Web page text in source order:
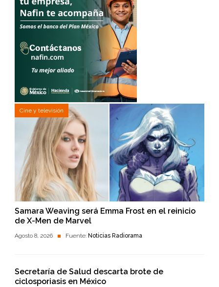
Cine y televisión
Samara Weaving será Emma Frost en el reinicio
de X-Men de Marvel
Agosto 8, 2026 Fuente: Noticias Radiorama
Secretaría de Salud descarta brote de
ciclosporiasis en México